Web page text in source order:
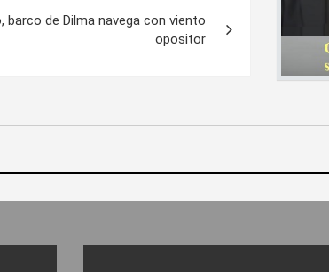
barco de Dilma navega con viento
opositor